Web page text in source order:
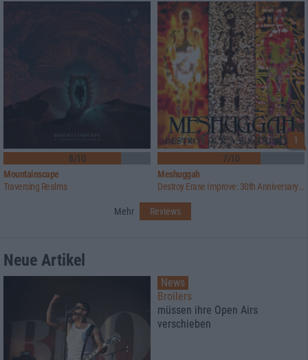
8/10
Mountainscape
Traversing Realms
1
7/10
Meshuggah
Destroy Erase Improve: 30th Anniversary Edition
Mehr Reviews
Neue Artikel
News
Broilers
müssen ihre Open Airs
verschieben